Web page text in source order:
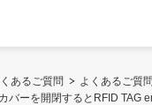
あるご質問 よくあるご質
バーを開閉するとRFID TAG